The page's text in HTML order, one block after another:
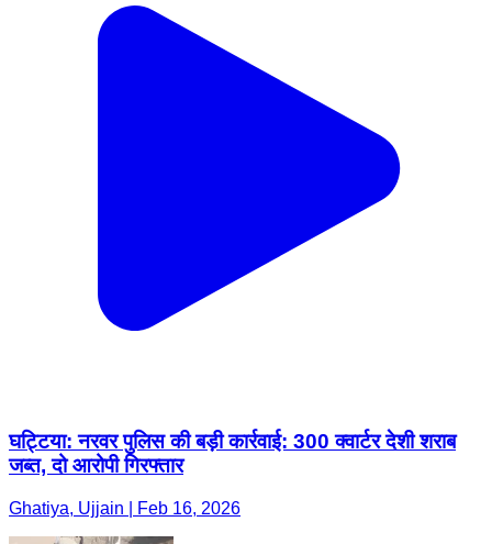
घट्टिया: नरवर पुलिस की बड़ी कार्रवाई: 300 क्वार्टर देशी शराब
जब्त, दो आरोपी गिरफ्तार
Ghatiya, Ujjain | Feb 16, 2026